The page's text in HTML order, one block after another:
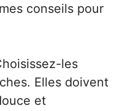
conseils pour
les
Elles doivent
et